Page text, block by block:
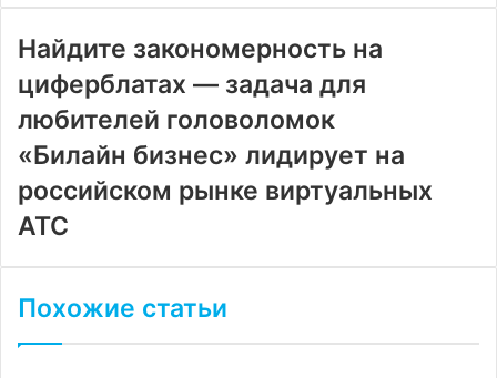
электронную
Найдите закономерность на
циферблатах — задача для
любителей головоломок
«Билайн бизнес» лидирует на
российском рынке виртуальных
АТС
Похожие статьи